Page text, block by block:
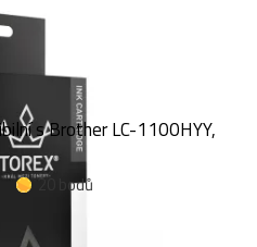
s Brother LC-1100HYY,
20 bodů